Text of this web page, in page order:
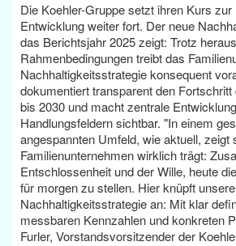
Die Koehler-Gruppe setzt ihren Kurs zur
Entwicklung weiter fort. Der neue
das Berichtsjahr 2025 zeigt: Trotz
Rahmenbedingungen treibt das
Nachhaltigkeitsstrategie konsequent
dokumentiert transparent den
bis 2030 und macht zentrale
Handlungsfeldern sichtbar. "In einem
angespannten Umfeld, wie aktuell, zeigt
Familienunternehmen wirklich trägt:
Entschlossenheit und der Wille, heute
für morgen zu stellen. Hier knüpft unsere
Nachhaltigkeitsstrategie an: Mit klar
messbaren Kennzahlen und konkreten
Furler, Vorstandsvorsitzender der